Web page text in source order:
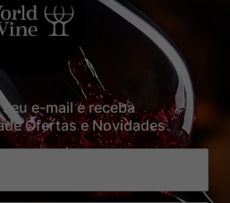
e-mail e receba
Ofertas e Novidades